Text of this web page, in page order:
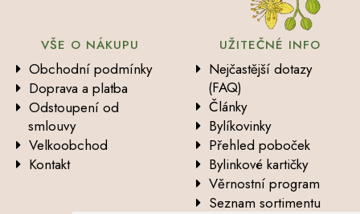
VŠE O NÁKUPU
Obchodní podmínky
Doprava a platba
Odstoupení od
smlouvy
Velkoobchod
Kontakt
UŽITEČNÉ INFO
Nejčastější dotazy
(FAQ)
Články
Bylíkovinky
Přehled poboček
Bylinkové kartičky
Věrnostní program
Seznam sortimentu